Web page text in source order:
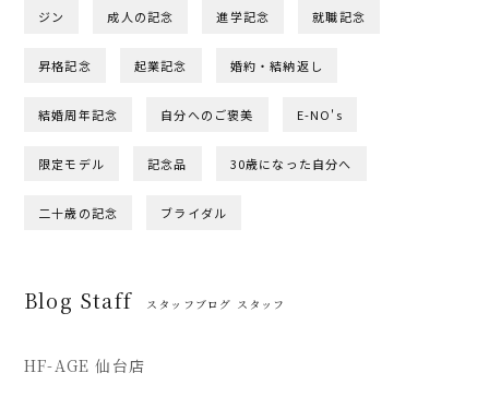
ジン 成人の記念 進学記念 就職記念
昇格記念 起業記念 婚約・結納返し
結婚周年記念 自分へのご褒美 E-NO's
限定モデル 記念品 30歳になった自分へ
二十歳の記念 ブライダル
Blog Staff スタッフブログ スタッフ
HF-AGE 仙台店